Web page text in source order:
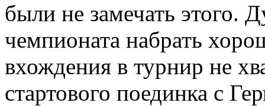
были не замечать этого.
чемпионата набрать
вхождения в турнир не
стартового поединка с